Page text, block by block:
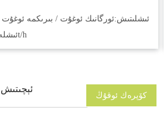
ئىشلىتىش:ئورگانىك ئوغۇت / بىرىكمە
1-20t/h
كۆپرەك ئوقۇڭ